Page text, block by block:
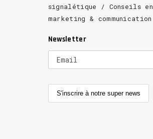
signalétique / Conseils en
marketing & communication
Newsletter